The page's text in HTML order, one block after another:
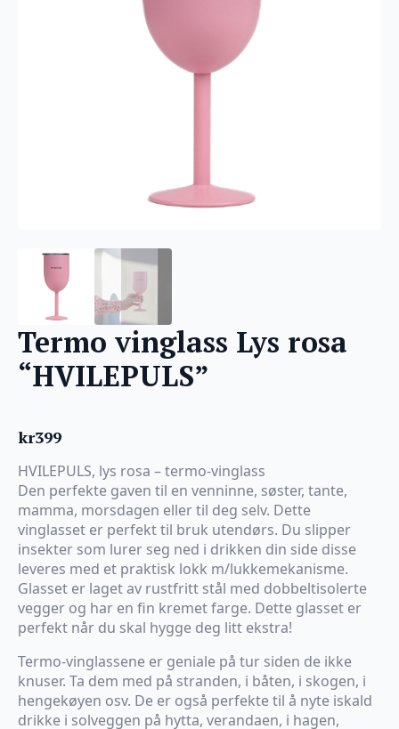
Termo vinglass Lys rosa
“HVILEPULS”
kr399
HVILEPULS, lys rosa – termo-vinglass
Den perfekte gaven til en venninne, søster, tante,
mamma, morsdagen eller til deg selv. Dette
vinglasset er perfekt til bruk utendørs. Du slipper
insekter som lurer seg ned i drikken din side disse
leveres med et praktisk lokk m/lukkemekanisme.
Glasset er laget av rustfritt stål med dobbeltisolerte
vegger og har en fin kremet farge. Dette glasset er
perfekt når du skal hygge deg litt ekstra!
Termo-vinglassene er geniale på tur siden de ikke
knuser. Ta dem med på stranden, i båten, i skogen, i
hengekøyen osv. De er også perfekte til å nyte iskald
drikke i solveggen på hytta, verandaen, i hagen,